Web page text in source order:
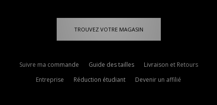
TROUVEZ VOTRE MAGASIN
Suivre ma commande Guide des tailles
Livraison et Retours
Entreprise
Réduction étudiant Devenir un affilié